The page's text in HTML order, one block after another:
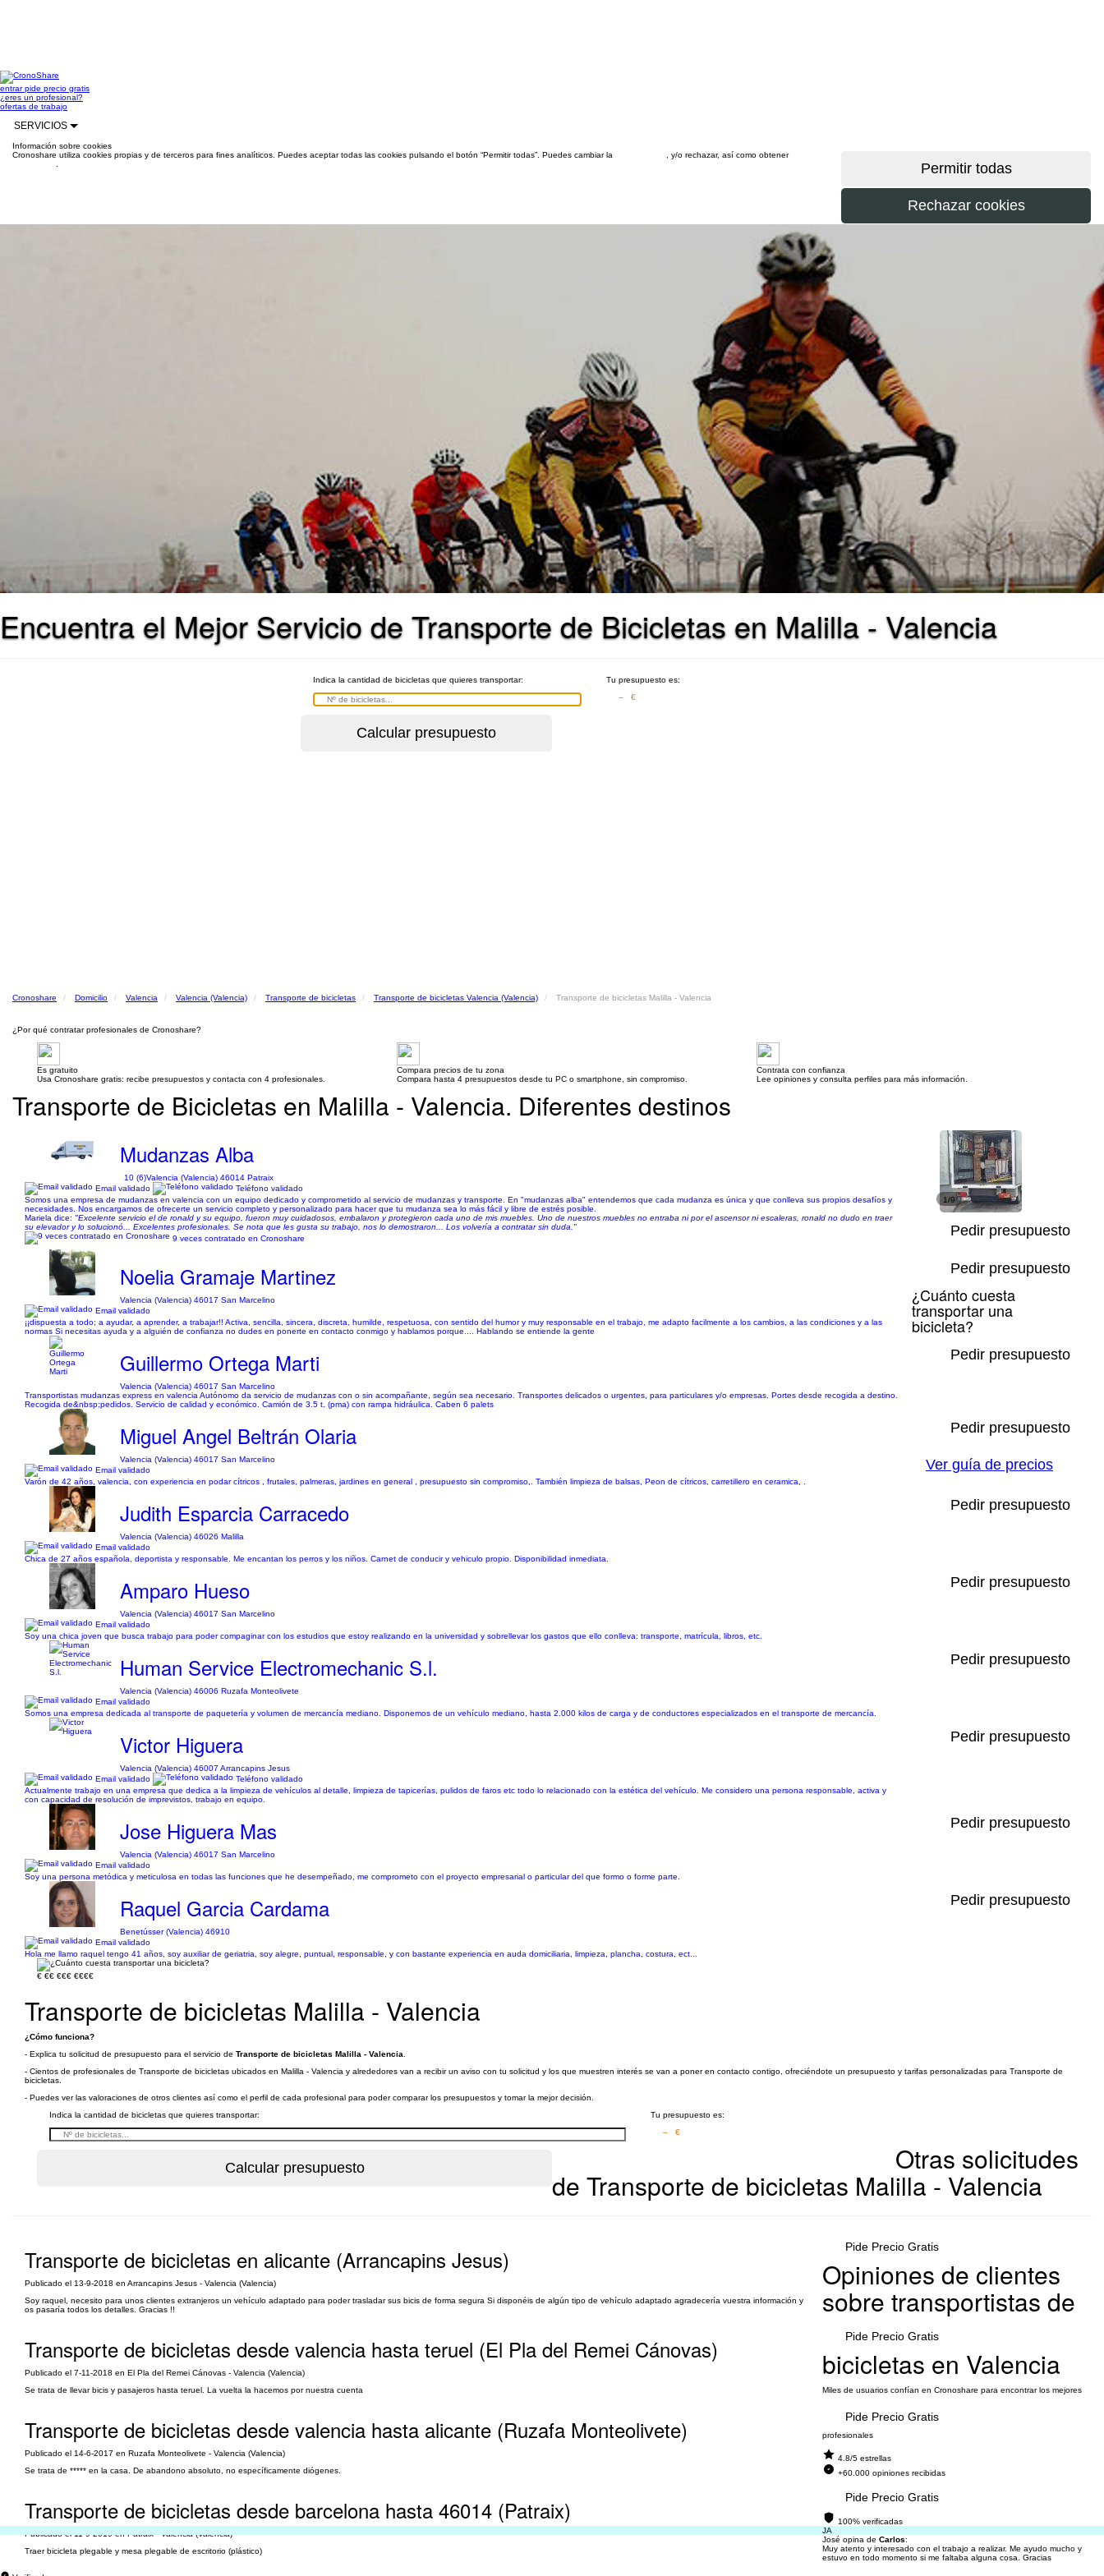
entrarpide precio gratis
¿eres un profesional?
ofertas de trabajo
SERVICIOS
Información sobre cookies
Cronoshare utiliza cookies propias y de terceros para fines analíticos. Puedes aceptar todas las cookies pulsando el botón “Permitir todas”. Puedes cambiar la
, y/o rechazar, así como obtener
Encuentra el Mejor Servicio de Transporte de Bicicletas en Malilla - Valencia
Indica la cantidad de bicicletas que quieres transportar:
Tu presupuesto es:
– €
Cronoshare Domicilio Valencia Valencia (Valencia) Transporte de bicicletas Transporte de bicicletas Valencia (Valencia) Transporte de bicicletas Malilla - Valencia
¿Por qué contratar profesionales de Cronoshare?
Es gratuito
Usa Cronoshare gratis: recibe presupuestos y contacta con 4 profesionales.
Compara precios de tu zona
Compara hasta 4 presupuestos desde tu PC o smartphone, sin compromiso.
Contrata con confianza
Lee opiniones y consulta perfiles para más información.
Transporte de Bicicletas en Malilla - Valencia. Diferentes destinos
Mudanzas Alba
10 (6)Valencia (Valencia) 46014 Patraix
Email validado
Teléfono validado
Somos una empresa de mudanzas en valencia con un equipo dedicado y comprometido al servicio de mudanzas y transporte. En "mudanzas alba" entendemos que cada mudanza es única y que conlleva sus propios desafíos y
necesidades. Nos encargamos de ofrecerte un servicio completo y personalizado para hacer que tu mudanza sea lo más fácil y libre de estrés posible.
Mariela dice: "Excelente servicio el de ronald y su equipo, fueron muy cuidadosos, embalaron y protegieron cada uno de mis muebles. Uno de nuestros muebles no entraba ni por el ascensor ni escaleras, ronald no dudo en traer
su elevador y lo solucionó... Excelentes profesionales. Se nota que les gusta su trabajo, nos lo demostraron... Los volvería a contratar sin duda."
9 veces contratado en Cronoshare
1/9
Pedir presupuesto
Noelia Gramaje Martinez
Valencia (Valencia) 46017 San Marcelino
Email validado
¡¡dispuesta a todo; a ayudar, a aprender, a trabajar!! Activa, sencilla, sincera, discreta, humilde, respetuosa, con sentido del humor y muy responsable en el trabajo, me adapto facilmente a los cambios, a las condiciones y a las
normas Si necesitas ayuda y a alguién de confianza no dudes en ponerte en contacto conmigo y hablamos porque.... Hablando se entiende la gente
Pedir presupuesto
Guillermo Ortega Marti
Valencia (Valencia) 46017 San Marcelino
Transportistas mudanzas express en valencia Autónomo da servicio de mudanzas con o sin acompañante, según sea necesario. Transportes delicados o urgentes, para particulares y/o empresas. Portes desde recogida a destino.
Recogida de&nbsp;pedidos. Servicio de calidad y económico. Camión de 3.5 t. (pma) con rampa hidráulica. Caben 6 palets
Pedir presupuesto
Miguel Angel Beltrán Olaria
Valencia (Valencia) 46017 San Marcelino
Email validado
Varón de 42 años, valencia, con experiencia en podar cítricos , frutales, palmeras, jardines en general , presupuesto sin compromiso,. También limpieza de balsas, Peon de cítricos, carretillero en ceramica, .
Pedir presupuesto
Judith Esparcia Carracedo
Valencia (Valencia) 46026 Malilla
Email validado
Chica de 27 años española, deportista y responsable. Me encantan los perros y los niños. Carnet de conducir y vehiculo propio. Disponibilidad inmediata.
Pedir presupuesto
Amparo Hueso
Valencia (Valencia) 46017 San Marcelino
Email validado
Soy una chica joven que busca trabajo para poder compaginar con los estudios que estoy realizando en la universidad y sobrellevar los gastos que ello conlleva: transporte, matrícula, libros, etc.
Pedir presupuesto
Human Service Electromechanic S.l.
Valencia (Valencia) 46006 Ruzafa Monteolivete
Email validado
Somos una empresa dedicada al transporte de paquetería y volumen de mercancía mediano. Disponemos de un vehículo mediano, hasta 2.000 kilos de carga y de conductores especializados en el transporte de mercancía.
Pedir presupuesto
Victor Higuera
Valencia (Valencia) 46007 Arrancapins Jesus
Email validado
Teléfono validado
Actualmente trabajo en una empresa que dedica a la limpieza de vehículos al detalle, limpieza de tapicerías, pulidos de faros etc todo lo relacionado con la estética del vehículo. Me considero una persona responsable, activa y
con capacidad de resolución de imprevistos, trabajo en equipo.
Pedir presupuesto
Jose Higuera Mas
Valencia (Valencia) 46017 San Marcelino
Email validado
Soy una persona metódica y meticulosa en todas las funciones que he desempeñado, me comprometo con el proyecto empresarial o particular del que formo o forme parte.
Pedir presupuesto
Raquel Garcia Cardama
Benetússer (Valencia) 46910
Email validado
Hola me llamo raquel tengo 41 años, soy auxiliar de geriatria, soy alegre, puntual, responsable, y con bastante experiencia en auda domiciliaria, limpieza, plancha, costura, ect...
Pedir presupuesto
¿Cuánto cuesta
transportar una
bicicleta?
Ver guía de precios
€ €€ €€€ €€€€
Transporte de bicicletas Malilla - Valencia
¿Cómo funciona?
- Explica tu solicitud de presupuesto para el servicio de Transporte de bicicletas Malilla - Valencia
- Cientos de profesionales de Transporte de bicicletas ubicados en Malilla - Valencia y alrededores van a recibir un aviso con tu solicitud y los que muestren interés se van a poner en contacto contigo, ofreciéndote un presupuesto y tarifas personalizadas para Transporte de
bicicletas.
- Puedes ver las valoraciones de otros clientes así como el perfil de cada profesional para poder comparar los presupuestos y tomar la mejor decisión.
Indica la cantidad de bicicletas que quieres transportar:
Tu presupuesto es:
– €
Otras solicitudes
de Transporte de bicicletas Malilla - Valencia
Transporte de bicicletas en alicante (Arrancapins Jesus)
Publicado el 13-9-2018 en Arrancapins Jesus - Valencia (Valencia)
Soy raquel, necesito para unos clientes extranjeros un vehículo adaptado para poder trasladar sus bicis de forma segura Si disponéis de algún tipo de vehículo adaptado agradecería vuestra información y
os pasaría todos los detalles. Gracias !!
Pide Precio Gratis
Transporte de bicicletas desde valencia hasta teruel (El Pla del Remei Cánovas)
Publicado el 7-11-2018 en El Pla del Remei Cánovas - Valencia (Valencia)
Se trata de llevar bicis y pasajeros hasta teruel. La vuelta la hacemos por nuestra cuenta
Pide Precio Gratis
Transporte de bicicletas desde valencia hasta alicante (Ruzafa Monteolivete)
Publicado el 14-6-2017 en Ruzafa Monteolivete - Valencia (Valencia)
Se trata de ***** en la casa. De abandono absoluto, no específicamente diógenes.
Pide Precio Gratis
Transporte de bicicletas desde barcelona hasta 46014 (Patraix)
Publicado el 11-9-2019 en Patraix - Valencia (Valencia)
Traer bicicleta plegable y mesa plegable de escritorio (plástico)
Pide Precio Gratis
Opiniones de clientes
sobre transportistas de
bicicletas en Valencia
Miles de usuarios confían en Cronoshare para encontrar los mejores
profesionales
4.8/5 estrellas
+60.000 opiniones recibidas
100% verificadas
JA
José opina de Carlos:
Muy atento y interesado con el trabajo a realizar. Me ayudo mucho y
estuvo en todo momento si me faltaba alguna cosa. Gracias